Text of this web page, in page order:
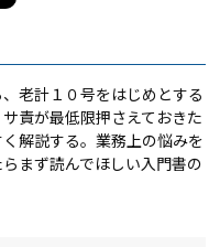
老計１０号をはじめとする
責が最低限押さえておきた
解説する。業務上の悩みを
まず読んでほしい入門書の